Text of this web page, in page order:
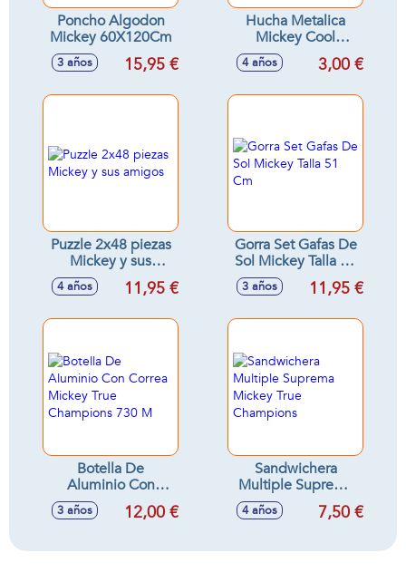
Poncho Algodon
Mickey 60X120Cm
3 años 15,95 €
Hucha Metalica
Mickey Cool
Summer
4 años 3,00 €
Puzzle 2x48 piezas
Mickey y sus
amigos
4 años 11,95 €
Gorra Set Gafas De
Sol Mickey Talla 51
3 años 11,95 €
Botella De
Aluminio Con
Correa Mickey True
Champions 730 M
3 años 12,00 €
Sandwichera
Multiple Suprema
Mickey True
Champions
4 años 7,50 €